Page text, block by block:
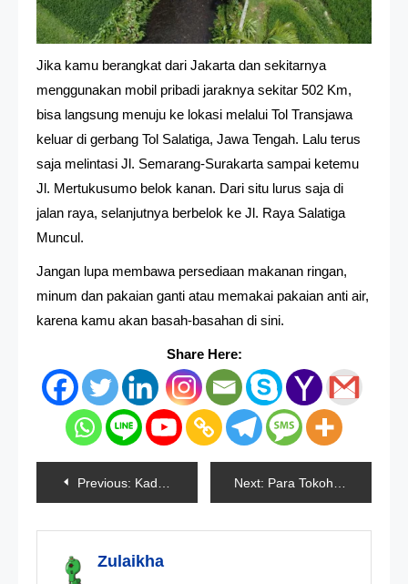
Jika kamu berangkat dari Jakarta dan sekitarnya
menggunakan mobil pribadi jaraknya sekitar 502 Km,
bisa langsung menuju ke lokasi melalui Tol Transjawa
keluar di gerbang Tol Salatiga, Jawa Tengah. Lalu terus
saja melintasi Jl. Semarang-Surakarta sampai ketemu
Jl. Mertukusumo belok kanan. Dari situ lurus saja di
jalan raya, selanjutnya berbelok ke Jl. Raya Salatiga
Muncul.
Jangan lupa membawa persediaan makanan ringan,
minum dan pakaian ganti atau memakai pakaian anti air,
karena kamu akan basah-basahan di sini.
Share Here:
Navigasi
pos
Previous: Kades Karawang Menjadi Tersangka Korupsi Dana Desa Next: Para Tokoh HAM Minta Pilot Susi Air Dibebaskan
Zulaikha